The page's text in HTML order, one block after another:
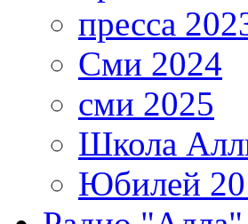
пресса
Сми 2024
сми 2025
Школа
Юбилей